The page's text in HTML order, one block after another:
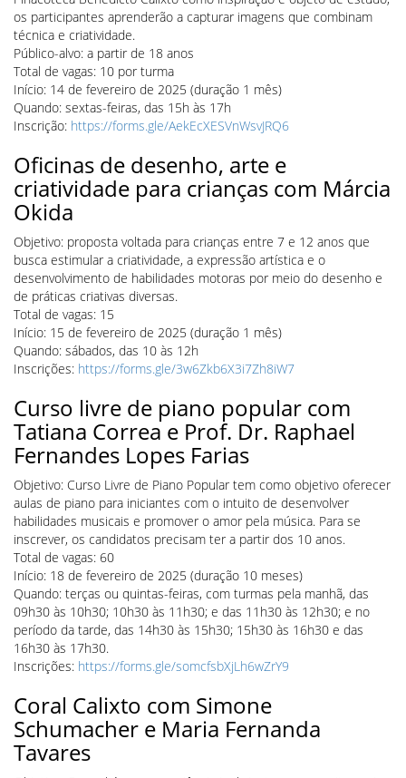
os participantes aprenderão a capturar imagens que combinam
técnica e criatividade.
Público-alvo: a partir de 18 anos
Total de vagas: 10 por turma
Início: 14 de fevereiro de 2025 (duração 1 mês)
Quando: sextas-feiras, das 15h às 17h
Inscrição: https://forms.gle/AekEcXESVnWsvJRQ6
Oficinas de desenho, arte e
criatividade para crianças com Márcia
Okida
Objetivo: proposta voltada para crianças entre 7 e 12 anos que
busca estimular a criatividade, a expressão artística e o
desenvolvimento de habilidades motoras por meio do desenho e
de práticas criativas diversas.
Total de vagas: 15
Início: 15 de fevereiro de 2025 (duração 1 mês)
Quando: sábados, das 10 às 12h
Inscrições: https://forms.gle/3w6Zkb6X3i7Zh8iW7
Curso livre de piano popular com
Tatiana Correa e Prof. Dr. Raphael
Fernandes Lopes Farias
Objetivo: Curso Livre de Piano Popular tem como objetivo oferecer
aulas de piano para iniciantes com o intuito de desenvolver
habilidades musicais e promover o amor pela música. Para se
inscrever, os candidatos precisam ter a partir dos 10 anos.
Total de vagas: 60
Início: 18 de fevereiro de 2025 (duração 10 meses)
Quando: terças ou quintas-feiras, com turmas pela manhã, das
09h30 às 10h30; 10h30 às 11h30; e das 11h30 às 12h30; e no
período da tarde, das 14h30 às 15h30; 15h30 às 16h30 e das
16h30 às 17h30.
Inscrições: https://forms.gle/somcfsbXjLh6wZrY9
Coral Calixto com Simone
Schumacher e Maria Fernanda
Tavares